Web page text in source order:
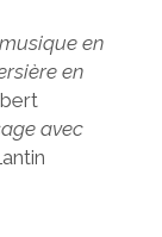
en
en
avec